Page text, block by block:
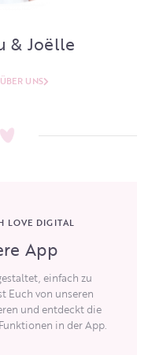
& Joëlle
UNS
LOVE DIGITAL
App
einfach zu
Euch von unseren
und entdeckt die
in der App.